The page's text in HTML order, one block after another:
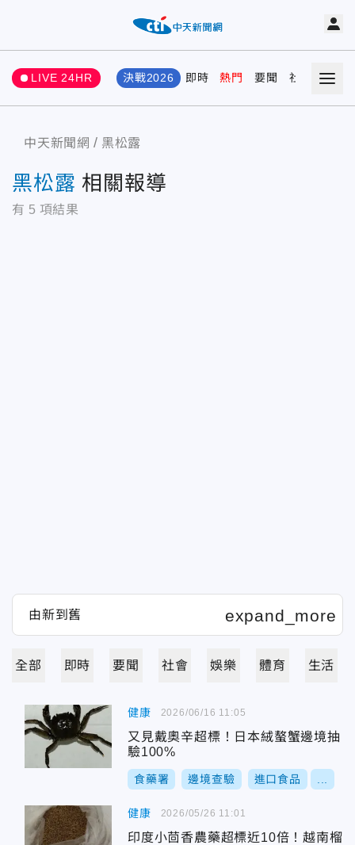
LIVE 24HR 決戰2026 即時 熱門 要聞 社會 娛樂
中天新聞網 黑松露
黑松露 相關報導
有 5 項結果
全部 即時 要聞 社會 娛樂 體育 生活
健康
又見戴奧辛超標！日本絨螯蟹邊境抽
驗100%
食藥署 邊境查驗 進口食品
2026/06/16 11:05
健康
印度小茴香農藥超標近10倍！越南榴
2026/05/26 11:01